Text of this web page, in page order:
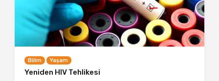
Bilim Yaşam
Yeniden HIV Tehlikesi